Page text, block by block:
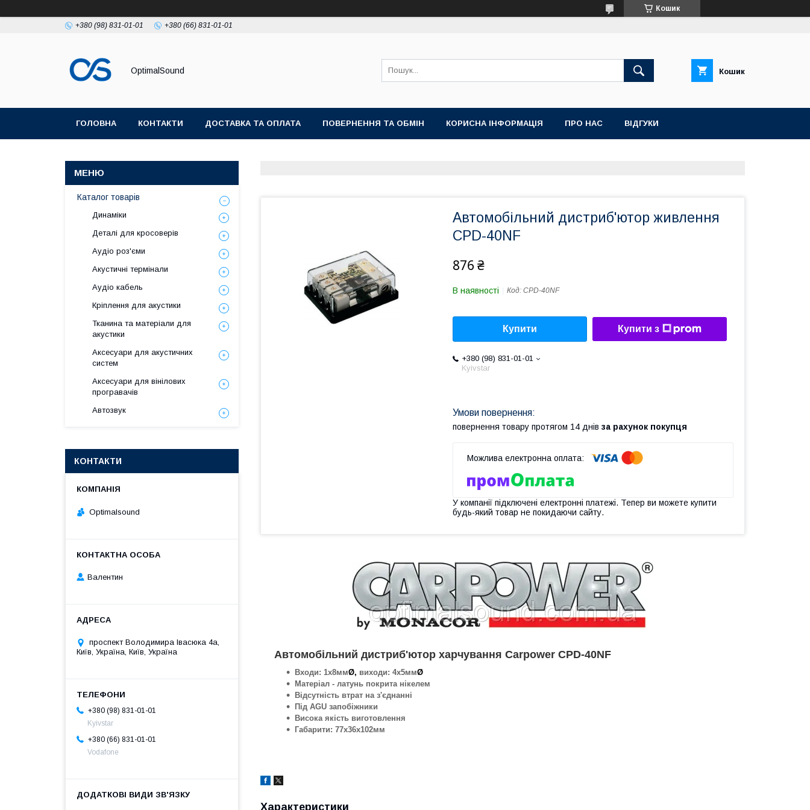
Кошик
+380 (98) 831-01-01 +380 (66) 831-01-01
OptimalSound Кошик
ГОЛОВНА КОНТАКТИ ДОСТАВКА ТА ОПЛАТА ПОВЕРНЕННЯ ТА ОБМІН КОРИСНА ІНФОРМАЦІЯ ПРО НАС ВІДГУКИ
Автомобільний дистриб'ютор живлення
CPD-40NF
876 ₴
В наявності Код: CPD-40NF
Купити Купити з
+380 (98) 831-01-01
Kyivstar
повернення товару протягом 14 днів за рахунок покупця
У компанії підключені електронні платежі. Тепер ви можете купити
будь-який товар не покидаючи сайту.
Автомобільний дистриб'ютор харчування Carpower CPD-40NF
Входи: 1х8ммØ, виходи: 4х5ммØ
Матеріал - латунь покрита нікелем
Відсутність втрат на з'єднанні
Під AGU запобіжники
Висока якість виготовлення
Габарити: 77х36х102мм
Характеристики
Каталог товарів
Динаміки
Деталі для кросоверів
Аудіо роз'єми
Акустичні термінали
Аудіо кабель
Кріплення для акустики
Тканина та матеріали для
акустики
Аксесуари для акустичних
систем
Аксесуари для вінілових
програвачів
Автозвук
КОНТАКТИ
Optimalsound
Валентин
проспект Володимира Івасюка 4а,
Київ, Україна, Київ, Україна
+380 (98) 831-01-01
Kyivstar
+380 (66) 831-01-01
Vodafone